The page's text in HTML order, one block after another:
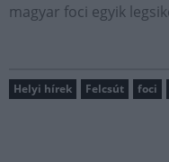
magyar foci egyik
Helyi hírek Felcsút foci